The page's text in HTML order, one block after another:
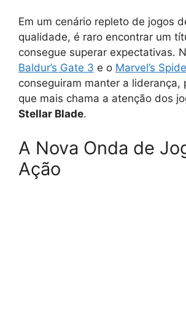
Em um cenário repleto de jogos
qualidade, é raro encontrar um
consegue superar expectativas.
Baldur’s Gate 3 e o Marvel’s
conseguiram manter a liderança,
que mais chama a atenção dos
Stellar Blade.
A Nova Onda de
Ação